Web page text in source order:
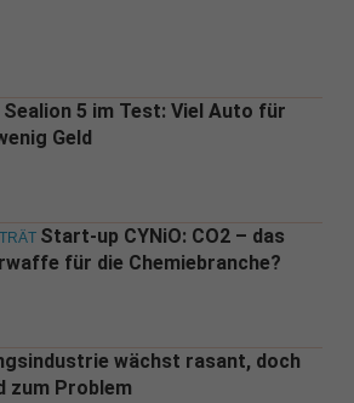
Sealion 5 im Test: Viel Auto für
Geld
Start-up CYNiO: CO2 – das
für die Chemiebranche?
wächst rasant, doch
zum Problem